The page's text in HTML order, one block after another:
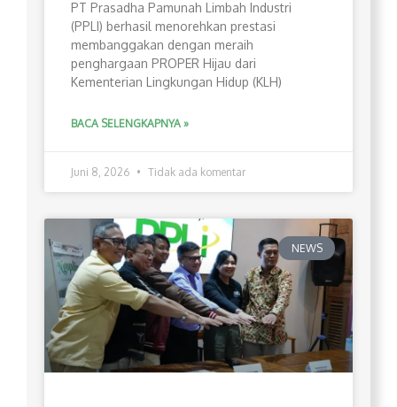
PT Prasadha Pamunah Limbah Industri
(PPLI) berhasil menorehkan prestasi
membanggakan dengan meraih
penghargaan PROPER Hijau dari
Kementerian Lingkungan Hidup (KLH)
BACA SELENGKAPNYA »
Juni 8, 2026 Tidak ada komentar
NEWS